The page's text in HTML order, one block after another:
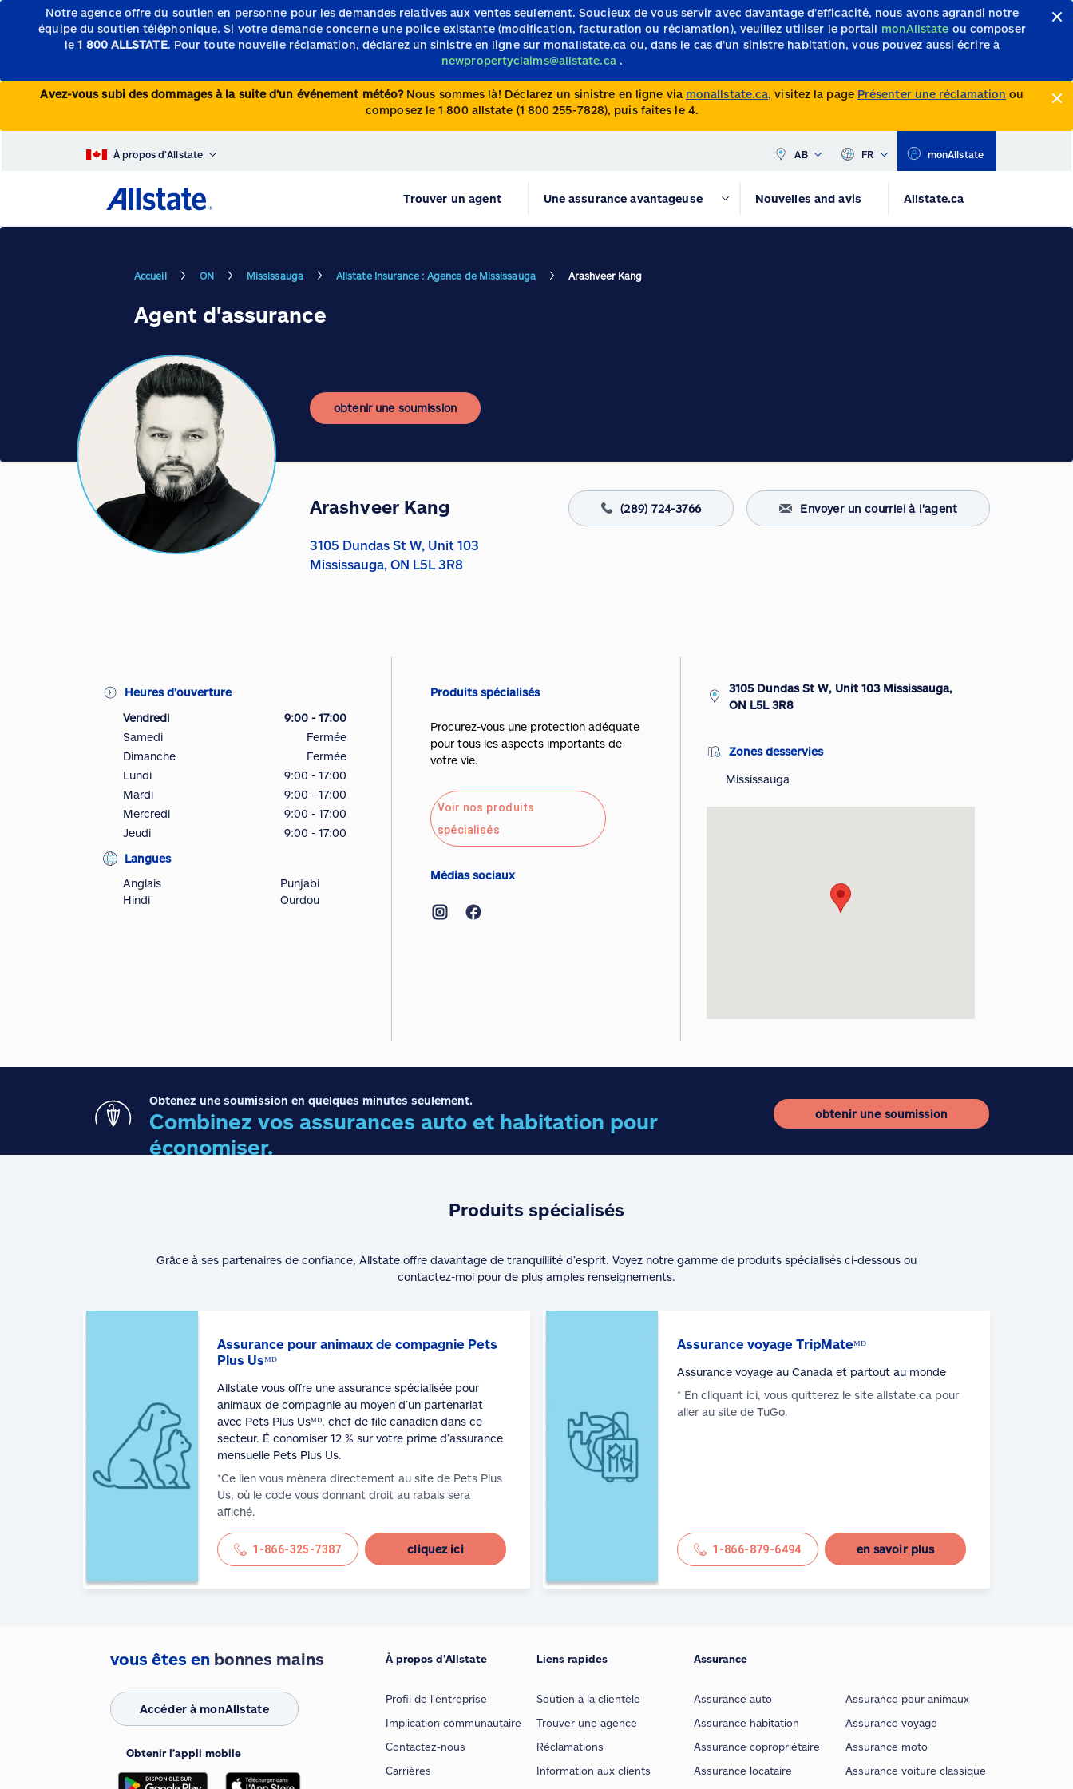
Notre agence offre du soutien en personne pour les demandes relatives aux ventes seulement.Soucieux de vous servir avec davantage d’efficacité, nous avons agrandi notre
équipe du soutien téléphonique.Si votre demande concerne une police existante (modification, facturation ou réclamation), veuillez utiliser le portail monAllstate ou composer
le1 800 ALLSTATE. Pour toute nouvelle réclamation, déclarez un sinistre en ligne sur monallstate.ca ou, dans le cas d’un sinistre habitation, vous pouvez aussi écrire à
newpropertyclaims@allstate.ca .
Avez-vous subi des dommages à la suite d’un événement météo? Nous sommes là! Déclarez un sinistre en ligne via monallstate.ca, visitez la page Présenter une réclamation ou
composez le 1 800 allstate (1 800 255-7828), puis faites le 4.
À propos d’Allstate AB FR monAllstate
Trouver un agent Une assurance avantageuse Nouvelles and avis Allstate.ca
Accueil ON Mississauga Allstate Insurance : Agence de Mississauga Arashveer Kang
Agent d'assurance
obtenir une soumission
Arashveer Kang (289) 724-3766 Envoyer un courriel à l'agent
3105 Dundas St W, Unit 103
Mississauga, ON L5L 3R8
Heures d’ouverture
Vendredi
9:00 - 17:00
Samedi
Fermée
Dimanche
Fermée
Lundi
9:00 - 17:00
Mardi
9:00 - 17:00
Mercredi
9:00 - 17:00
Jeudi
9:00 - 17:00
Langues
Anglais
Hindi
Punjabi
Ourdou
Produits spécialisés
Procurez-vous une protection adéquate
pour tous les aspects importants de
votre vie.
Voir nos produits
spécialisés
Médias sociaux
3105 Dundas St W, Unit 103 Mississauga,
ON L5L 3R8
Zones desservies
Mississauga
Obtenez une soumission en quelques minutes seulement.
Combinez vos assurances auto et habitation pour
économiser.
obtenir une soumission
Produits spécialisés
Grâce à ses partenaires de confiance, Allstate offre davantage de tranquillité d’esprit. Voyez notre gamme de produits spécialisés ci-dessous ou
contactez-moi pour de plus amples renseignements.
Assurance pour animaux de compagnie Pets
Plus Usᴹᴰ
Allstate vous offre une assurance spécialisée pour
animaux de compagnie au moyen d’un partenariat
avec Pets Plus Usᴹᴰ, chef de file canadien dans ce
secteur. É conomiser 12 % sur votre prime d’assurance
mensuelle Pets Plus Us.
*Ce lien vous mènera directement au site de Pets Plus
Us, où le code vous donnant droit au rabais sera
affiché.
1-866-325-7387 cliquez ici
Assurance voyage TripMateᴹᴰ
Assurance voyage au Canada et partout au monde
* En cliquant ici, vous quitterez le site allstate.ca pour
aller au site de TuGo.
1-866-879-6494 en savoir plus
vous êtes en bonnes mains
Accéder à monAllstate
Obtenir l’appli mobile
À propos d’Allstate
Profil de l’entreprise
Implication communautaire
Contactez-nous
Carrières
Liens rapides
Soutien à la clientèle
Trouver une agence
Réclamations
Information aux clients
Assurance
Assurance auto
Assurance habitation
Assurance copropriétaire
Assurance locataire
Assurance pour animaux
Assurance voyage
Assurance moto
Assurance voiture classique
to provide you with an optimized and
personalized customer experience and to